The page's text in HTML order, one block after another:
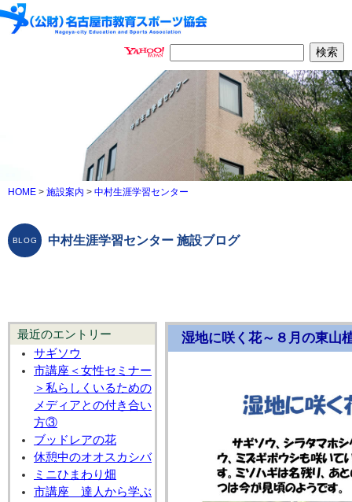
HOME > 施設案内 > 中村生涯学習センター
中村生涯学習センター 施設ブログ
最近のエントリー
サギソウ
市講座＜女性セミナー
＞私らしくいるための
メディアとの付き合い
方③
ブッドレアの花
休憩中のオオスカシバ
ミニひまわり畑
市講座 達人から学ぶ
湿地に咲く花～８月の東山